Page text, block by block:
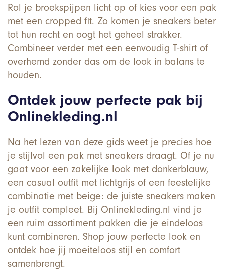
Rol je broekspijpen licht op of kies voor een pak
met een cropped fit. Zo komen je sneakers beter
tot hun recht en oogt het geheel strakker.
Combineer verder met een eenvoudig T-shirt of
overhemd zonder das om de look in balans te
houden.
Ontdek jouw perfecte pak bij
Onlinekleding.nl
Na het lezen van deze gids weet je precies hoe
je stijlvol een pak met sneakers draagt. Of je nu
gaat voor een zakelijke look met donkerblauw,
een casual outfit met lichtgrijs of een feestelijke
combinatie met beige: de juiste sneakers maken
je outfit compleet. Bij Onlinekleding.nl vind je
een ruim assortiment pakken die je eindeloos
kunt combineren. Shop jouw perfecte look en
ontdek hoe jij moeiteloos stijl en comfort
samenbrengt.